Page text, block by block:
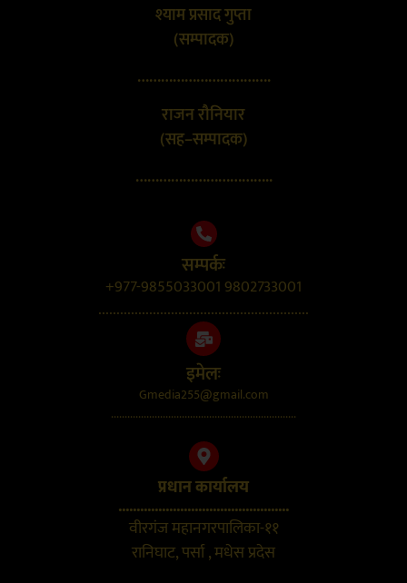
श्याम प्रसाद गुप्ता
(सम्पादक)
…………………………….
राजन रौनियार
(सह–सम्पादक)
……………………………..
सम्पर्कः
+977-9855033001 9802733001
..........................................................
इमेलः
Gmedia255@gmail.com
....................................................................
प्रधान कार्यालय
...............................................
वीरगंज महानगरपालिका-११
रानिघाट, पर्सा , मधेस प्रदेस